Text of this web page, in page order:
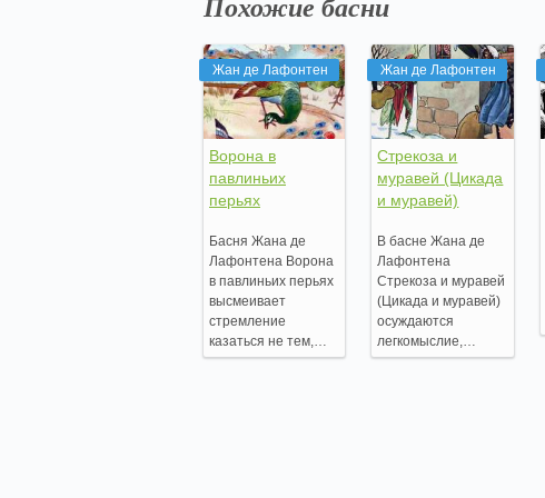
Жан де Лафонтен
Ворона в
павлиньих
перьях
Басня Жана де
Лафонтена Ворона
в павлиньих перьях
высмеивает
стремление
казаться не тем,…
Жан де Лафонтен
Стрекоза и
муравей (Цикада
и муравей)
В басне Жана де
Лафонтена
Стрекоза и муравей
(Цикада и муравей)
осуждаются
легкомыслие,…